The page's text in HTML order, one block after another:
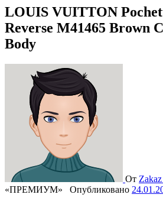
LOUIS VUITTON
Reverse M41465 Brown
Body
От
«ПРЕМИУМ»
Опубликовано